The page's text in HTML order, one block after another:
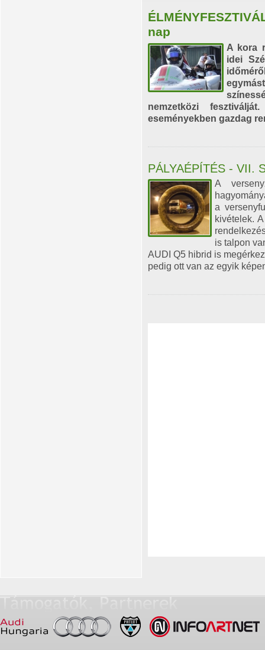
nap
A kora
idei
nemzetközi
eseményekben gazdag
PÁLYAÉPÍTÉS - VII.
A
a
kivételek.
is talpon
AUDI Q5 hibrid is
pedig ott van az egyik